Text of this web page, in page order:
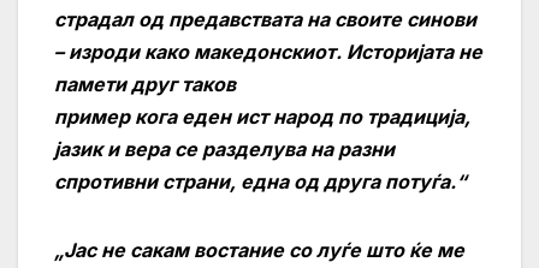
страдал од предавствата на своите синови
– изроди како македонскиот. Историјата не
памети друг таков
пример кога еден ист народ по традиција,
јазик и вера се разделува на разни
спротивни страни, една од друга потуѓа.“
„Јас не сакам востание со луѓе што ќе ме